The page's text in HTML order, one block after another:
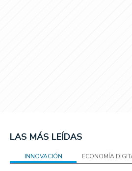
LAS MÁS LEÍDAS
INNOVACIÓN ECONOMÍA